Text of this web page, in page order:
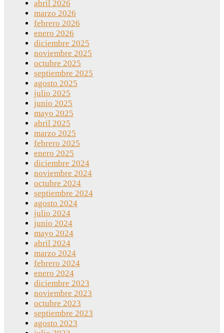
abril 2026
marzo 2026
febrero 2026
enero 2026
diciembre 2025
noviembre 2025
octubre 2025
septiembre 2025
agosto 2025
julio 2025
junio 2025
mayo 2025
abril 2025
marzo 2025
febrero 2025
enero 2025
diciembre 2024
noviembre 2024
octubre 2024
septiembre 2024
agosto 2024
julio 2024
junio 2024
mayo 2024
abril 2024
marzo 2024
febrero 2024
enero 2024
diciembre 2023
noviembre 2023
octubre 2023
septiembre 2023
agosto 2023